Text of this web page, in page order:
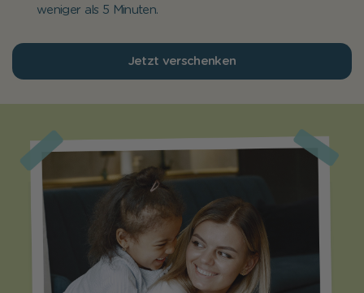
weniger als 5 Minuten.
Jetzt verschenken